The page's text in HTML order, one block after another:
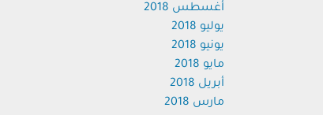
أغسطس 2018
يوليو 2018
يونيو 2018
مايو 2018
أبريل 2018
مارس 2018